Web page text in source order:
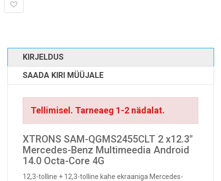
KIRJELDUS
SAADA KIRI MÜÜJALE
Tellimisel. Tarneaeg 1-2 nädalat.
XTRONS SAM-QGMS2455CLT 2 x12.3"
Mercedes-Benz Multimeedia Android
14.0 Octa-Core 4G
12,3-tolline + 12,3-tolline kahe ekraaniga Mercedes-